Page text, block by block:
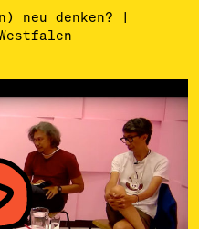
neu denken? |